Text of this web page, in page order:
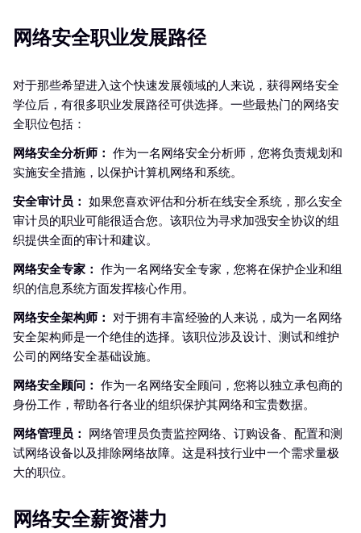
网络安全职业发展路径
对于那些希望进入这个快速发展领域的人来说，获得网络安全
学位后，有很多职业发展路径可供选择。一些最热门的网络安
全职位包括：
网络安全分析师： 作为一名网络安全分析师，您将负责规划和
实施安全措施，以保护计算机网络和系统。
安全审计员： 如果您喜欢评估和分析在线安全系统，那么安全
审计员的职业可能很适合您。该职位为寻求加强安全协议的组
织提供全面的审计和建议。
网络安全专家： 作为一名网络安全专家，您将在保护企业和组
织的信息系统方面发挥核心作用。
网络安全架构师： 对于拥有丰富经验的人来说，成为一名网络
安全架构师是一个绝佳的选择。该职位涉及设计、测试和维护
公司的网络安全基础设施。
网络安全顾问： 作为一名网络安全顾问，您将以独立承包商的
身份工作，帮助各行各业的组织保护其网络和宝贵数据。
网络管理员：
网络管理员负责监控网络、订购设备、配置和测
试网络设备以及排除网络故障。这是科技行业中一个需求量极
大的职位。
网络安全薪资潜力